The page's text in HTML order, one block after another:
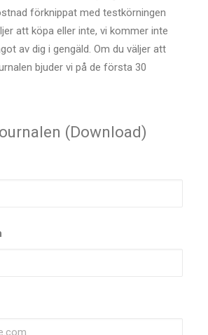
förknippat med testkörningen
att köpa eller inte, vi kommer inte
av dig i gengäld. Om du väljer att
bjuder vi på de första 30
(Download)